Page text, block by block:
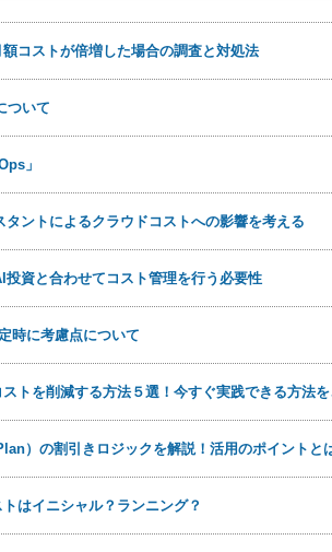
コストが倍増した場合の調査と対処法
ついて
」
タントによるクラウドコストへの影響を考える
資と合わせてコスト管理を行う必要性
時に考慮点について
ストを削減する方法５選！今すぐ実践できる方法
）の割引きロジックを解説！活用のポイントと
はイニシャル？ランニング？